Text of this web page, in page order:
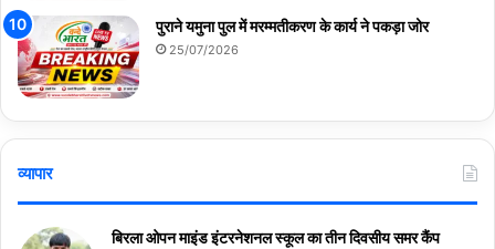
पुराने यमुना पुल में मरम्मतीकरण के कार्य ने पकड़ा जोर
25/07/2026
व्यापार
बिरला ओपन माइंड इंटरनेशनल स्कूल का तीन दिवसीय समर कैंप